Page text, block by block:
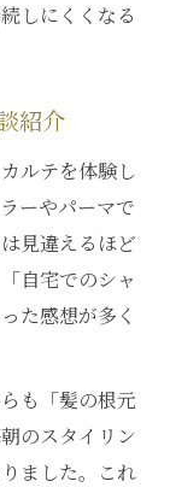
しにくくなる
紹介
ルテを体験し
ーやパーマで
見違えるほど
自宅でのシャ
た感想が多く
も「髪の根元
のスタイリン
ました。これ